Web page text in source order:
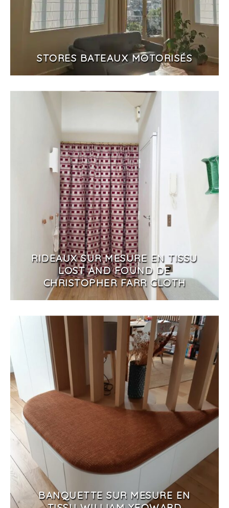
STORES BATEAUX MOTORISÉS
RIDEAUX SUR MESURE EN TISSU
LOST AND FOUND DE
CHRISTOPHER FARR CLOTH
BANQUETTE SUR MESURE EN